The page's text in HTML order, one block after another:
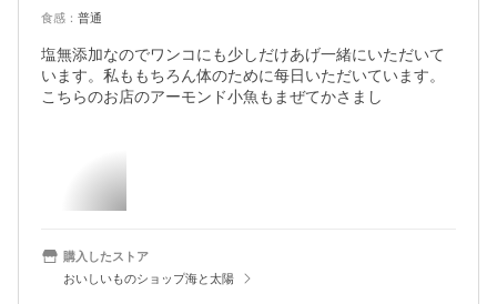
食感 ： 普通
塩無添加なのでワンコにも少しだけあげ一緒にいただいて
います。私ももちろん体のために每日いただいています。
こちらのお店のアーモンド小魚もまぜてかさまし
購入したストア
おいしいものショップ海と太陽